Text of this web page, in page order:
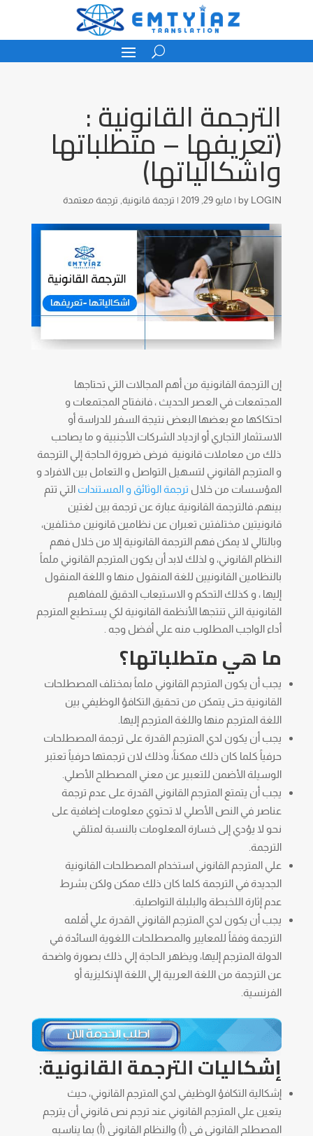
الترجمة القانونية :
(تعريفها – متطلباتها
واشكالياتها)
by LOGIN
| مايو 29, 2019 | ترجمة قانونية, ترجمة معتمدة
إن الترجمة القانونية من أهم المجالات التي تحتاجها
المجتمعات في العصر الحديث ، فانفتاح المجتمعات و
احتكاكها مع بعضها البعض نتيجة السفر للدراسة أو
الاستثمار التجاري أو ازدياد الشركات الأجنبية و ما يصاحب
ذلك من معاملات قانونية فرض ضرورة الحاجة إلي الترجمة
و المترجم القانوني لتسهيل التواصل و التعامل بين الافراد و
المؤسسات من خلال ترجمة الوثائق و المستندات التي تتم
بينهم، فالترجمة القانونية عبارة عن ترجمة بين لغتين
قانونيتين مختلفتين تعبران عن نظامين قانونين مختلفين،
وبالتالي لا يمكن فهم الترجمة القانونية إلا من خلال فهم
النظام القانوني، و لذلك لابد أن يكون المترجم القانوني ملماً
بالنظامين القانونيين للغة المنقول منها و اللغة المنقول
إليها ، و كذلك التحكم و الاستيعاب الدقيق للمفاهيم
القانونية التي تنتجها الأنظمة القانونية لكي يستطيع المترجم
أداء الواجب المطلوب منه علي أفضل وجه .
ما هي متطلباتها؟
يجب أن يكون المترجم القانوني ملماً بمختلف المصطلحات
القانونية حتى يتمكن من تحقيق التكافؤ الوظيفي بين
اللغة المترجم منها واللغة المترجم إليها.
يجب أن يكون لدي المترجم القدرة على ترجمة المصطلحات
حرفياً كلما كان ذلك ممكناً، وذلك لان ترجمتها حرفياً تعتبر
الوسيلة الأضمن للتعبير عن معني المصطلح الأصلي.
يجب أن يتمتع المترجم القانوني القدرة على عدم ترجمة
عناصر في النص الأصلي لا تحتوي معلومات إضافية على
نحو لا يؤدي إلى خسارة المعلومات بالنسبة لمتلقي
الترجمة.
علي المترجم القانوني استخدام المصطلحات القانونية
الجديدة في الترجمة كلما كان ذلك ممكن ولكن بشرط
عدم إثارة اللخبطة والبلبلة التواصلية.
يجب أن يكون لدي المترجم القانوني القدرة علي أقلمه
الترجمة وفقاً للمعايير والمصطلحات اللغوية السائدة في
الدولة المترجم إليها، ويظهر الحاجة إلي ذلك بصورة واضحة
عن الترجمة من اللغة العربية إلي اللغة الإنكليزية أو
الفرنسية.
إشكاليات الترجمة القانونية:
إشكالية التكافؤ الوظيفي لدي المترجم القانوني، حيث
يتعين علي المترجم القانوني عند ترجم نص قانوني أن يترجم
المصطلح القانوني في (أ) والنظام القانوني (أ) بما يناسبه